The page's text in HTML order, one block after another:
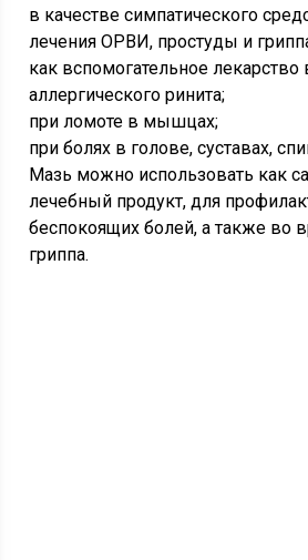
в качестве симпатического
лечения ОРВИ, простуды и
как вспомогательное
аллергического ринита;
при ломоте в мышцах;
при болях в голове, суставах,
Мазь можно использовать как
лечебный продукт, для
беспокоящих болей, а также во
гриппа.